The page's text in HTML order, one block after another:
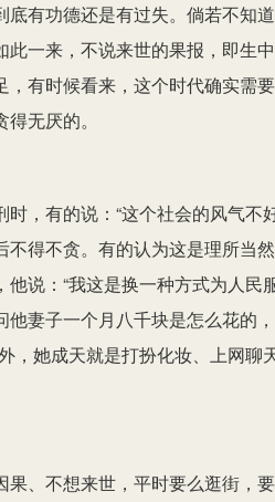
有功德还是有过失。倘若不知
一来，不说来世的果报，即生
有时候看来，这个时代确实需
无厌的。
，有的说：“这个社会的风气不
得不贪。有的认为这是理所当
说：“我这是换一种方式为人民
妻子一个月八千块是怎么花的
，她成天就是打扮化妆、上网聊
、不想来世，平时要么逛街，